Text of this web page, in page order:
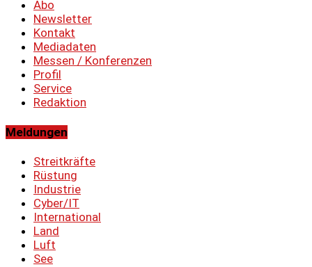
Abo
Newsletter
Kontakt
Mediadaten
Messen / Konferenzen
Profil
Service
Redaktion
Meldungen
Streitkräfte
Rüstung
Industrie
Cyber/IT
International
Land
Luft
See